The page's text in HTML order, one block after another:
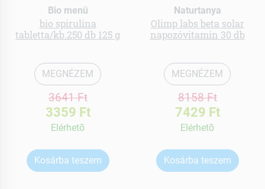
Bio menü
bio spirulina
tabletta/kb.250 db 125 g
MEGNÉZEM
3641 Ft
3359 Ft
Elérhetõ
Kosárba teszem
Naturtanya
Olimp labs beta solar
napozóvitamin 30 db
MEGNÉZEM
8158 Ft
7429 Ft
Elérhetõ
Kosárba teszem